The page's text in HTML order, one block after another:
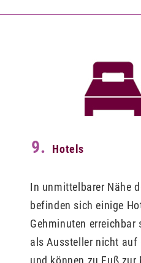
9. Hotels
In unmittelbarer Nähe
befinden sich einige
Gehminuten
als Aussteller nicht auf
und können zu Fuß zur